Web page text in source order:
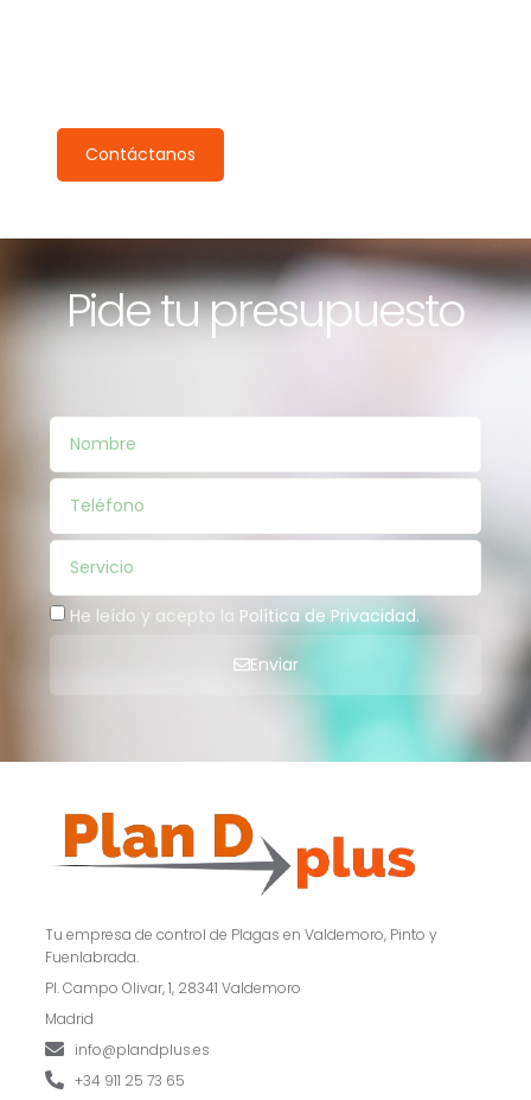
Contáctanos
Pide tu presupuesto
He leído y acepto la Política de Privacidad.
Enviar
Tu empresa de control de Plagas en Valdemoro, Pinto y
Fuenlabrada.
Pl. Campo Olivar, 1, 28341 Valdemoro
Madrid
info@plandplus.es
+34 911 25 73 65